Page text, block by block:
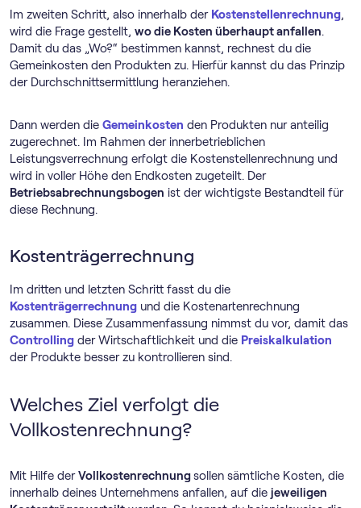
Im zweiten Schritt, also innerhalb der Kostenstellenrechnung,
wird die Frage gestellt, wo die Kosten überhaupt anfallen.
Damit du das „Wo?“ bestimmen kannst, rechnest du die
Gemeinkosten den Produkten zu. Hierfür kannst du das Prinzip
der Durchschnittsermittlung heranziehen.
Dann werden die Gemeinkosten den Produkten nur anteilig
zugerechnet. Im Rahmen der innerbetrieblichen
Leistungsverrechnung erfolgt die Kostenstellenrechnung und
wird in voller Höhe den Endkosten zugeteilt. Der
Betriebsabrechnungsbogen ist der wichtigste Bestandteil für
diese Rechnung.
Kostenträgerrechnung
Im dritten und letzten Schritt fasst du die
Kostenträgerrechnung und die Kostenartenrechnung
zusammen. Diese Zusammenfassung nimmst du vor, damit das
Controlling der Wirtschaftlichkeit und die Preiskalkulation
der Produkte besser zu kontrollieren sind.
Welches Ziel verfolgt die
Vollkostenrechnung?
Mit Hilfe derVollkostenrechnungsollen sämtliche Kosten, die
innerhalb deines Unternehmens anfallen, auf die jeweiligen